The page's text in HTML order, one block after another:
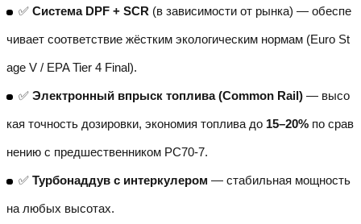
✅ Система DPF + SCR (в зависимости от рынка) — обеспе
чивает соответствие жёстким экологическим нормам (Euro St
age V / EPA Tier 4 Final).
✅ Электронный впрыск топлива (Common Rail) — высо
кая точность дозировки, экономия топлива до 15–20% по срав
нению с предшественником PC70-7.
✅ Турбонаддув с интеркулером — стабильная мощность
на любых высотах.